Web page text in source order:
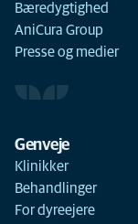
Bæredygtighed
AniCura Group
Presse og medier
Genveje
Klinikker
Behandlinger
For dyreejere